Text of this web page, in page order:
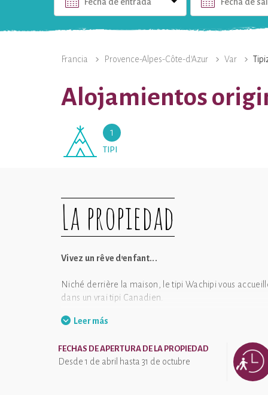
LA PROPIEDAD LOS ALOJAMIENTOS
Francia Provence-Alpes-Côte-d’Azur Var
Alojamientos
1
TIPI
La propiedad
Vivez un rêve d'enfant...
Niché derrière la maison, le tipi Wachipi vous
dans un vrai tipi Canadien.
Profitez des équipements de la maison, piscine,
Tipizen a une note moyenne de 4.9 sur 5 basée sur
Leer más
FECHAS DE APERTURA DE LA PROPIEDAD
Desde 1 de abril hasta 31 de octubre